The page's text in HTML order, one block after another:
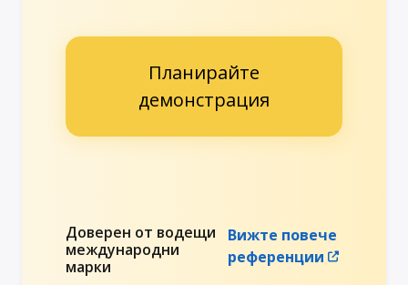
Планирайте
демонстрация
Доверен от водещи
международни
марки
Вижте повече
референции